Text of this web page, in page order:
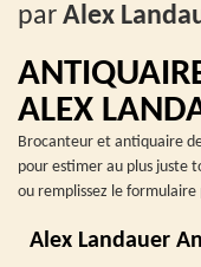
par Alex
ALEX
Brocanteur et antiquaire
pour estimer au plus juste
ou remplissez le
Alex Landauer